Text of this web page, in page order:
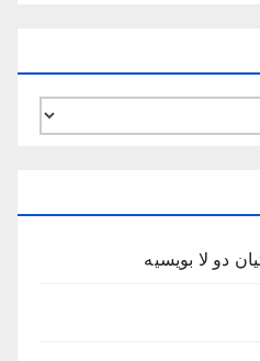
دو لا بويسيه